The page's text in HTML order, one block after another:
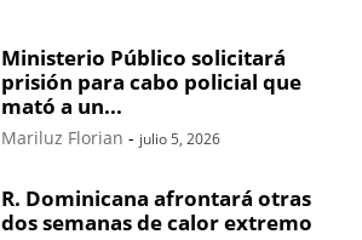
Ministerio Público solicitará
prisión para cabo policial que
mató a un...
Mariluz Florian - julio 5, 2026
R. Dominicana afrontará otras
dos semanas de calor extremo